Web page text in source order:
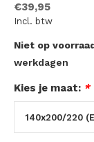
€39,95
Incl. btw
Niet op
werkdagen
Kies je maat: *